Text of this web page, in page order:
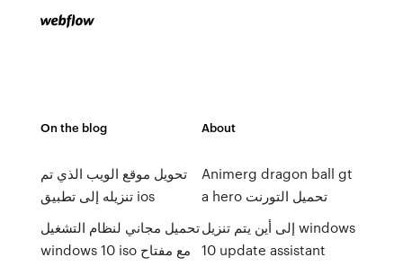
On the blog
تحويل موقع الويب الذي تم
تنزيله إلى تطبيق ios
تحميل مجاني لنظام التشغيل
windows 10 iso مع مفتاح
About
Animerg dragon ball gt
a hero تحميل التورنت
إلى أين يتم تنزيل windows
10 update assistant